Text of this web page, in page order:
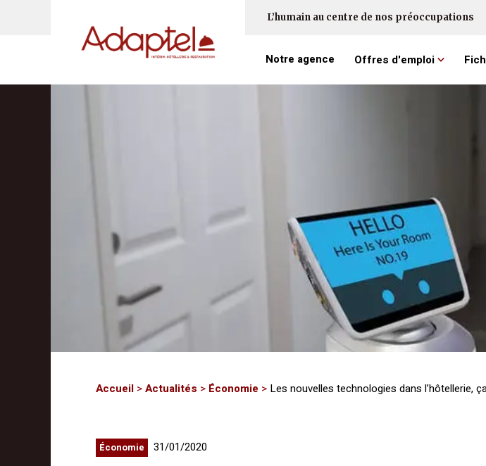
L’humain au centre de nos préoccupations
Notre agence Offres d'emploi
Accueil >Actualités > Économie > Les nouvelles technologies dans l’hôtellerie,
Économie 31/01/2020